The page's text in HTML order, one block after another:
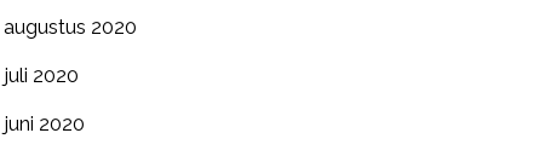
augustus 2020
juli 2020
juni 2020